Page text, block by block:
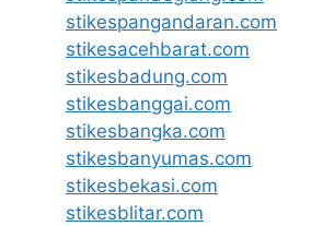
stikespangandaran.com
stikesacehbarat.com
stikesbadung.com
stikesbanggai.com
stikesbangka.com
stikesbanyumas.com
stikesbekasi.com
stikesblitar.com